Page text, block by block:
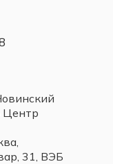
Центр
31, ВЭБ